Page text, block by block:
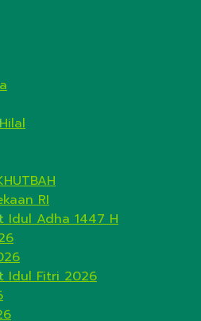
RI
Idul Adha 1447 H
Idul Fitri 2026